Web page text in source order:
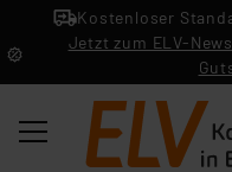
Kostenloser
Jetzt zum ELV-